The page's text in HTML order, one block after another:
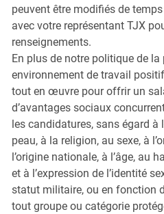
peuvent être modifiés de
avec votre représentant TJX
renseignements.
En plus de notre politique de la
environnement de travail
tout en œuvre pour offrir un
d’avantages sociaux
les candidatures, sans égard à
peau, à la religion, au sexe, à
l’origine nationale, à l’âge, au
et à l’expression de l’identité
statut militaire, ou en fonction
tout groupe ou catégorie